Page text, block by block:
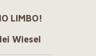
LIMBO!
Wiesel